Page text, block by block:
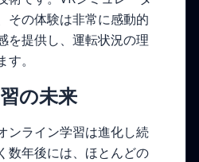
その体験は非常に感動的
を提供し、運転状況の理
。
の未来
ンライン学習は進化し続
数年後には、ほとんどの